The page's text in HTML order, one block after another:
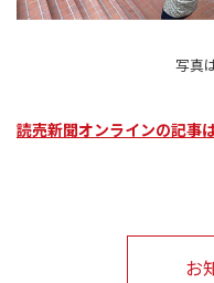
写真
読売新聞オンラインの記事
お